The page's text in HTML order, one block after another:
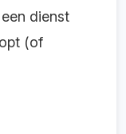
dienst
(of